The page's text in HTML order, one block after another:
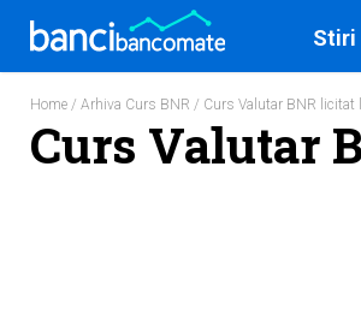
Stiri
Home / Arhiva Curs BNR / Curs Valutar BNR licitat
Curs Valutar